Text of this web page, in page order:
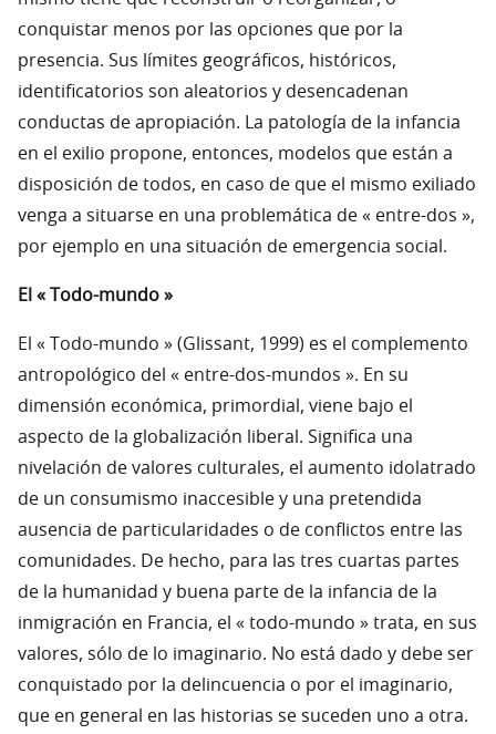
conquistar menos por las opciones que por la
presencia. Sus límites geográficos, históricos,
identificatorios son aleatorios y desencadenan
conductas de apropiación. La patología de la infancia
en el exilio propone, entonces, modelos que están a
disposición de todos, en caso de que el mismo exiliado
venga a situarse en una problemática de « entre-dos »,
por ejemplo en una situación de emergencia social.
El « Todo-mundo »
El « Todo-mundo » (Glissant, 1999) es el complemento
antropológico del « entre-dos-mundos ». En su
dimensión económica, primordial, viene bajo el
aspecto de la globalización liberal. Significa una
nivelación de valores culturales, el aumento idolatrado
de un consumismo inaccesible y una pretendida
ausencia de particularidades o de conflictos entre las
comunidades. De hecho, para las tres cuartas partes
de la humanidad y buena parte de la infancia de la
inmigración en Francia, el « todo-mundo » trata, en sus
valores, sólo de lo imaginario. No está dado y debe ser
conquistado por la delincuencia o por el imaginario,
que en general en las historias se suceden uno a otra.